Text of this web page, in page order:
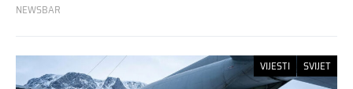
NEWSBAR
VIJESTI SVIJET